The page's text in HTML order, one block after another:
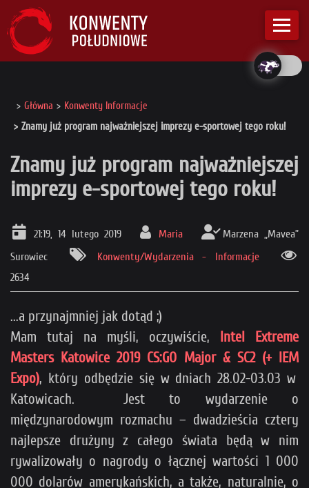
Główna
Konwenty Informacje
Znamy już program najważniejszej imprezy e-sportowej tego roku!
Znamy już program najważniejszej
imprezy e-sportowej tego roku!
21:19, 14 lutego 2019 Maria
Marzena „Mavea”
Surowiec
Konwenty/Wydarzenia - Informacje
2634
...a przynajmniej jak dotąd ;)
Mam tutaj na myśli, oczywiście, Intel Extreme
Masters Katowice 2019 CS:GO Major & SC2 (+ IEM
Expo), który odbędzie się w dniach 28.02-03.03 w
Katowicach. Jest to wydarzenie o
międzynarodowym rozmachu – dwadzieścia cztery
najlepsze drużyny z całego świata będą w nim
rywalizowały o nagrody o łącznej wartości 1 000
000 dolarów amerykańskich, a także, naturalnie, o